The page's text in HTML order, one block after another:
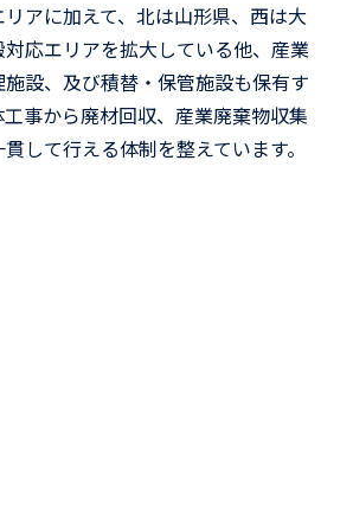
アに加えて、北は山形県、西は大
応エリアを拡大している他、産業
設、及び積替・保管施設も保有す
事から廃材回収、産業廃棄物収集
して行える体制を整えています。